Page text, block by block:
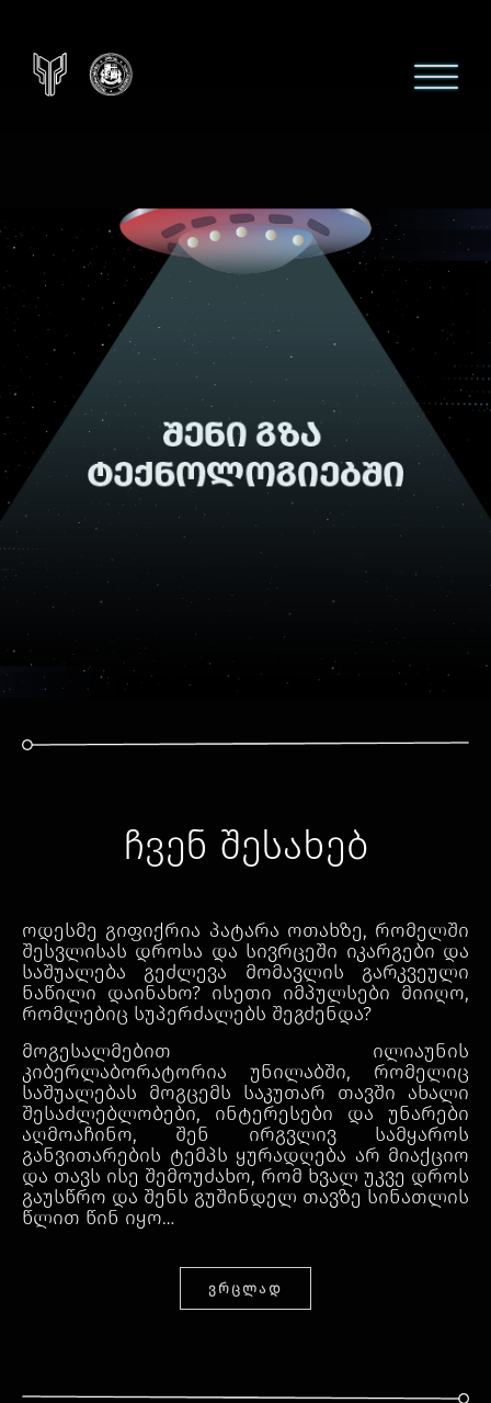
ჩვენ შესახებ
ოდესმე გიფიქრია პატარა ოთახზე, რომელში
შესვლისას დროსა და სივრცეში იკარგები და
საშუალება გეძლევა მომავლის გარკვეული
ნაწილი დაინახო? ისეთი იმპულსები მიიღო,
რომლებიც სუპერძალებს შეგძენდა?
მოგესალმებით ილიაუნის
კიბერლაბორატორია უნილაბში, რომელიც
საშუალებას მოგცემს საკუთარ თავში ახალი
შესაძლებლობები, ინტერესები და უნარები
აღმოაჩინო, შენ ირგვლივ სამყაროს
განვითარების ტემპს ყურადღება არ მიაქციო
და თავს ისე შემოუძახო, რომ ხვალ უკვე დროს
გაუსწრო და შენს გუშინდელ თავზე სინათლის
წლით წინ იყო…
ᲕᲠᲪᲚᲐᲓ